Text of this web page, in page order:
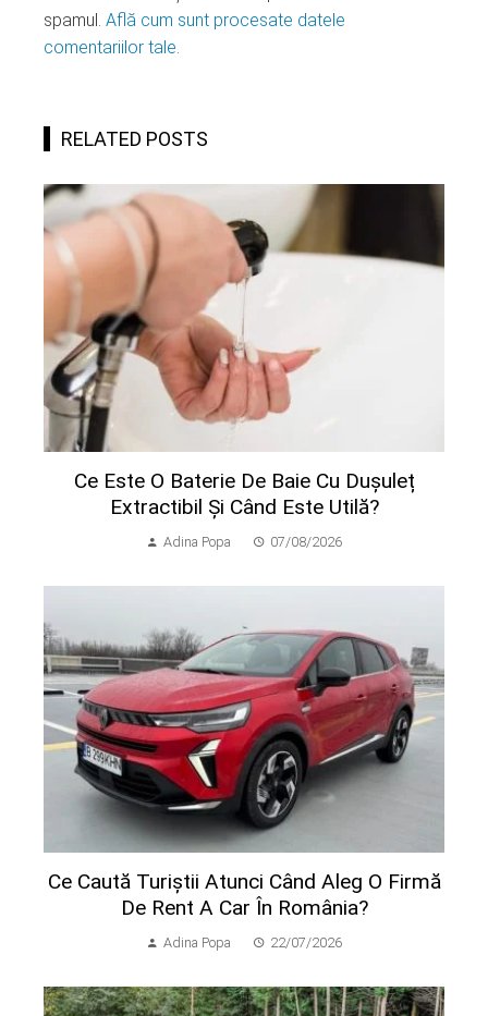
spamul. Află cum sunt procesate datele
comentariilor tale.
RELATED POSTS
Ce Este O Baterie De Baie Cu Dușuleț
Extractibil Și Când Este Utilă?
Adina Popa 07/08/2026
Ce Caută Turiștii Atunci Când Aleg O Firmă
De Rent A Car În România?
Adina Popa 22/07/2026